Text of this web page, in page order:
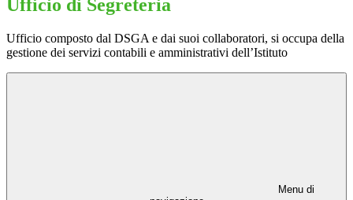
Ufficio di Segreteria
Ufficio composto dal DSGA e dai suoi collaboratori, si occupa della
gestione dei servizi contabili e amministrativi dell’Istituto
Menu di